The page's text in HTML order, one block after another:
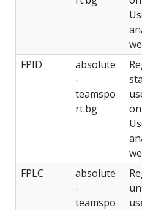
FPID
absolute
-
teamspo
rt.bg
FPLC
absolute
-
teamspo